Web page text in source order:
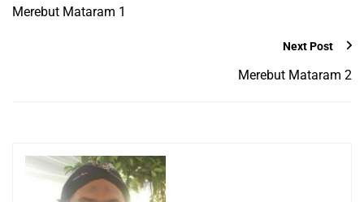
Merebut Mataram 1
Next Post
Merebut Mataram 2